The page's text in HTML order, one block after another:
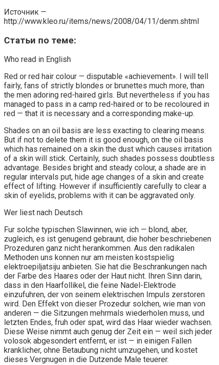
Источник —
http://www.kleo.ru/items/news/2008/04/11/denm.shtml
Статьи по теме:
Who read in English
Red or red hair colour — disputable «achievement». I will tell
fairly, fans of strictly blondes or brunettes much more, than
the men adoring red-haired girls. But nevertheless if you has
managed to pass in a camp red-haired or to be recoloured in
red — that it is necessary and a corresponding make-up.
Shades on an oil basis are less exacting to clearing means.
But if not to delete them it is good enough, on the oil basis
which has remained on a skin the dust which causes irritation
of a skin will stick. Certainly, such shades possess doubtless
advantage. Besides bright and steady colour, a shade are in
regular intervals put, hide age changes of a skin and create
effect of lifting. However if insufficiently carefully to clear a
skin of eyelids, problems with it can be aggravated only.
Wer liest nach Deutsch
Fur solche typischen Slawinnen, wie ich — blond, aber,
zugleich, es ist genugend gebraunt, die hoher beschriebenen
Prozeduren ganz nicht herankommen. Aus den radikalen
Methoden uns konnen nur am meisten kostspielig
elektroepiljatsiju anbieten. Sie hat die Beschrankungen nach
der Farbe des Haares oder der Haut nicht. Ihren Sinn darin,
dass in den Haarfollikel, die feine Nadel-Elektrode
einzufuhren, der von seinem elektrischen Impuls zerstoren
wird. Den Effekt von dieser Prozedur solchen, wie man von
anderen — die Sitzungen mehrmals wiederholen muss, und
letzten Endes, fruh oder spat, wird das Haar wieder wachsen.
Diese Weise nimmt auch genug der Zeit ein — weil sich jeder
volosok abgesondert entfernt, er ist — in einigen Fallen
kranklicher, ohne Betaubung nicht umzugehen, und kostet
dieses Vergnugen in die Dutzende Male teuerer.